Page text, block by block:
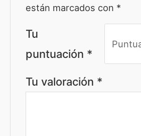
están marcados con *
Tu
puntuación *
Tu valoración *